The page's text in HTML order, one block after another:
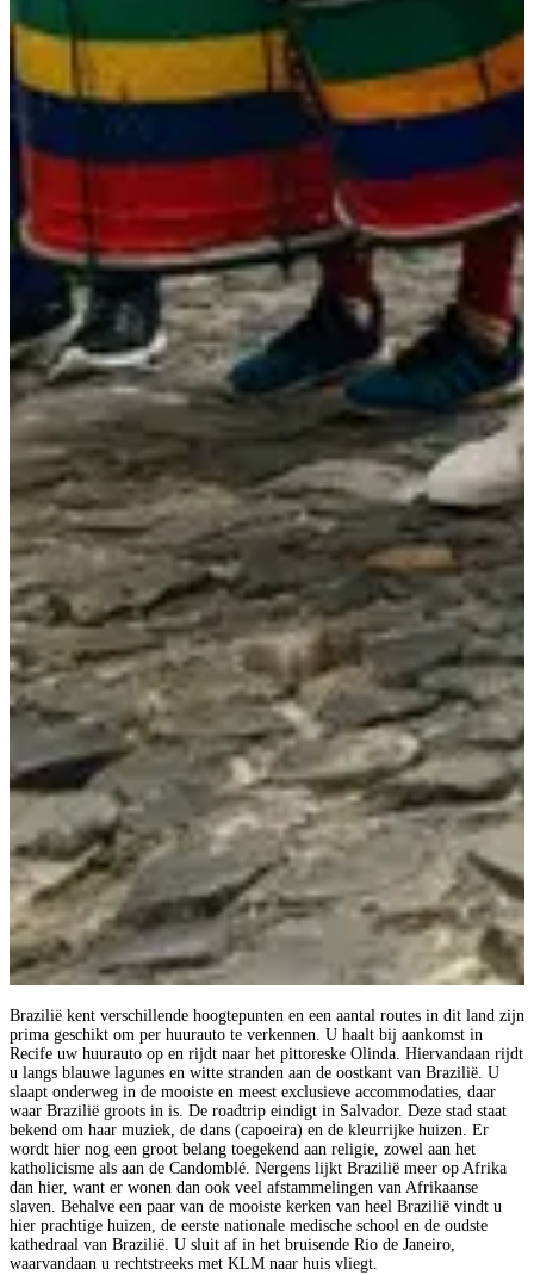
Brazilië kent verschillende hoogtepunten en een aantal routes in dit land zijn
prima geschikt om per huurauto te verkennen. U haalt bij aankomst in
Recife uw huurauto op en rijdt naar het pittoreske Olinda. Hiervandaan rijdt
u langs blauwe lagunes en witte stranden aan de oostkant van Brazilië. U
slaapt onderweg in de mooiste en meest exclusieve accommodaties, daar
waar Brazilië groots in is. De roadtrip eindigt in Salvador. Deze stad staat
bekend om haar muziek, de dans (capoeira) en de kleurrijke huizen. Er
wordt hier nog een groot belang toegekend aan religie, zowel aan het
katholicisme als aan de Candomblé. Nergens lijkt Brazilië meer op Afrika
dan hier, want er wonen dan ook veel afstammelingen van Afrikaanse
slaven. Behalve een paar van de mooiste kerken van heel Brazilië vindt u
hier prachtige huizen, de eerste nationale medische school en de oudste
kathedraal van Brazilië. U sluit af in het bruisende Rio de Janeiro,
waarvandaan u rechtstreeks met KLM naar huis vliegt.